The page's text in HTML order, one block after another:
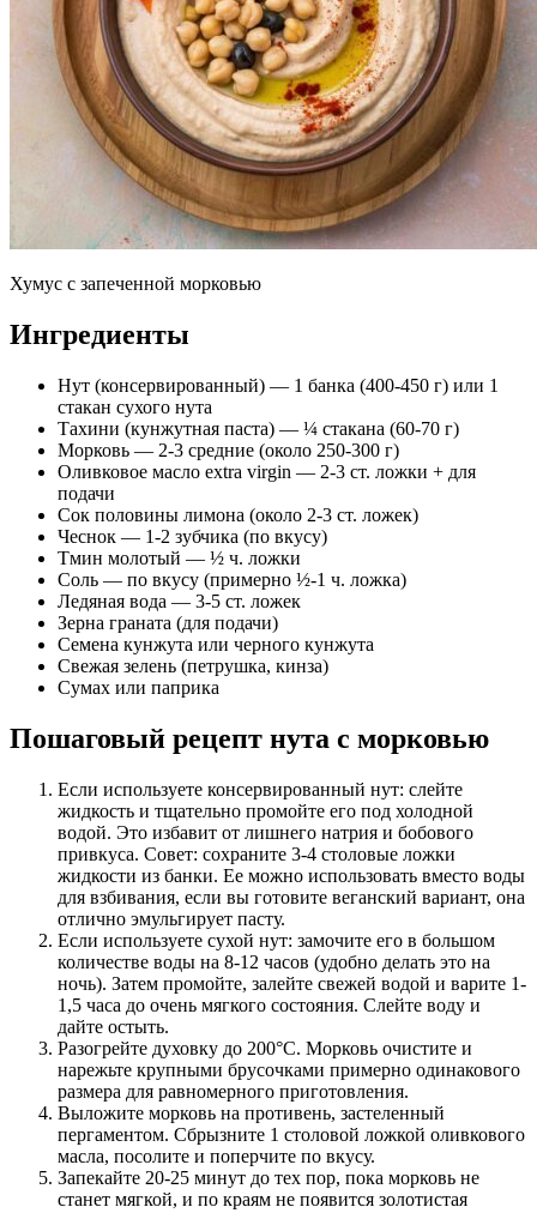
Хумус с запеченной морковью
Ингредиенты
Нут (консервированный) — 1 банка (400-450 г) или 1
стакан сухого нута
Тахини (кунжутная паста) — ¼ стакана (60-70 г)
Морковь — 2-3 средние (около 250-300 г)
Оливковое масло extra virgin — 2-3 ст. ложки + для
подачи
Сок половины лимона (около 2-3 ст. ложек)
Чеснок — 1-2 зубчика (по вкусу)
Тмин молотый — ½ ч. ложки
Соль — по вкусу (примерно ½-1 ч. ложка)
Ледяная вода — 3-5 ст. ложек
Зерна граната (для подачи)
Семена кунжута или черного кунжута
Свежая зелень (петрушка, кинза)
Сумах или паприка
Пошаговый рецепт нута с морковью
Если используете консервированный нут: слейте
жидкость и тщательно промойте его под холодной
водой. Это избавит от лишнего натрия и бобового
привкуса. Совет: сохраните 3-4 столовые ложки
жидкости из банки. Ее можно использовать вместо воды
для взбивания, если вы готовите веганский вариант, она
отлично эмульгирует пасту.
Если используете сухой нут: замочите его в большом
количестве воды на 8-12 часов (удобно делать это на
ночь). Затем промойте, залейте свежей водой и варите 1-
1,5 часа до очень мягкого состояния. Слейте воду и
дайте остыть.
Разогрейте духовку до 200°C. Морковь очистите и
нарежьте крупными брусочками примерно одинакового
размера для равномерного приготовления.
Выложите морковь на противень, застеленный
пергаментом. Сбрызните 1 столовой ложкой оливкового
масла, посолите и поперчите по вкусу.
Запекайте 20-25 минут до тех пор, пока морковь не
станет мягкой, и по краям не появится золотистая